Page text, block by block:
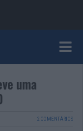
uma
2 COMENTÁRIOS